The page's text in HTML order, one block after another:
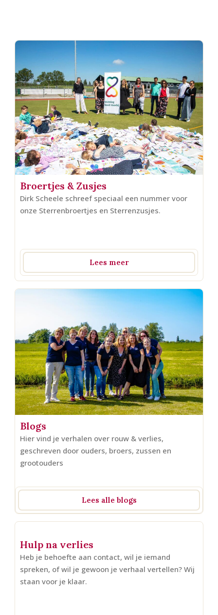
Broertjes & Zusjes
Dirk Scheele schreef speciaal een nummer voor
onze Sterrenbroertjes en Sterrenzusjes.
Lees meer
Blogs
Hier vind je verhalen over rouw & verlies,
geschreven door ouders, broers, zussen en
grootouders
Lees alle blogs
Hulp na verlies
Heb je behoefte aan contact, wil je iemand
spreken, of wil je gewoon je verhaal vertellen? Wij
staan voor je klaar.